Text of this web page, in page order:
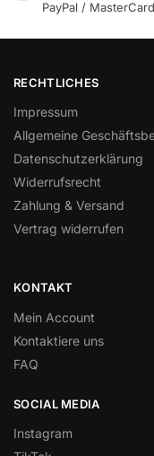
PayPal /
RECHTLICHES
Impressum
Allgemeine
Datenschutzerklärung
Widerrufsrecht
Zahlung & Versand
Vertrag widerrufen
KONTAKT
Mein Account
Kontaktiere uns
FAQ
SOCIAL MEDIA
Instagram